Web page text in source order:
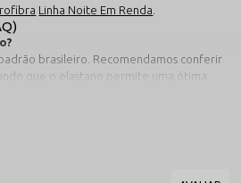
Linha Noite Em Renda
brasileiro. Recomendamos conferir
que o elastano permite uma ótima